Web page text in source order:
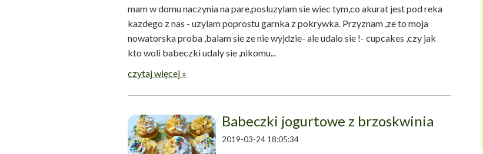
mam w domu naczynia na pare,posluzylam sie wiec tym,co akurat jest pod reka
kazdego z nas - uzylam poprostu garnka z pokrywka. Przyznam ,ze to moja
nowatorska proba ,balam sie ze nie wyjdzie- ale udalo sie !- cupcakes ,czy jak
kto woli babeczki udaly sie ,nikomu...
czytaj więcej »
Babeczki jogurtowe z brzoskwinia
2019-03-24 18:05:34